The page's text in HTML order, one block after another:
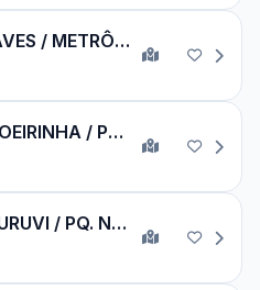
PQ. EDU CHAVES / METRÔ BELÉM
TERM. CACHOEIRINHA / PEDRA BRANCA
METRÔ TUCURUVI / PQ. NOVO MUNDO